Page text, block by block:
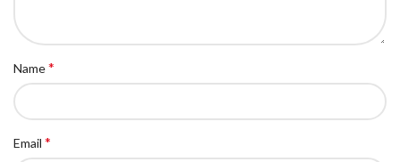
Name*
Email *